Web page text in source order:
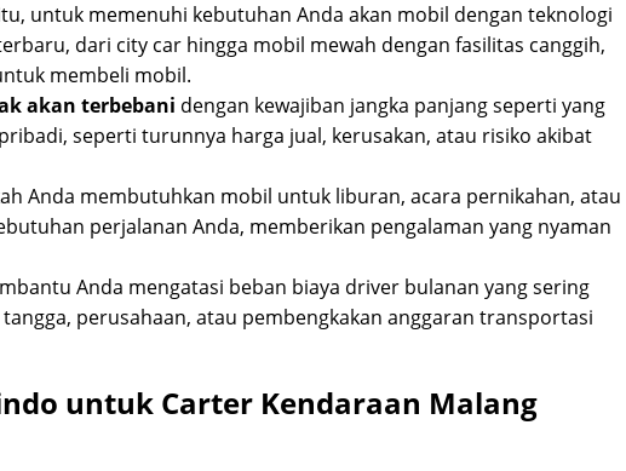
untuk memenuhi kebutuhan Anda akan mobil dengan teknologi
dari city car hingga mobil mewah dengan fasilitas canggih,
membeli mobil.
akan terbebani dengan kewajiban jangka panjang seperti yang
seperti turunnya harga jual, kerusakan, atau risiko akibat
Anda membutuhkan mobil untuk liburan, acara pernikahan, atau
perjalanan Anda, memberikan pengalaman yang nyaman
Anda mengatasi beban biaya driver bulanan yang sering
perusahaan, atau pembengkakan anggaran transportasi
untuk Carter Kendaraan Malang